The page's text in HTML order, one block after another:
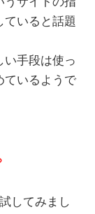
ていると話題
手段は使っ
ているようで
してみまし